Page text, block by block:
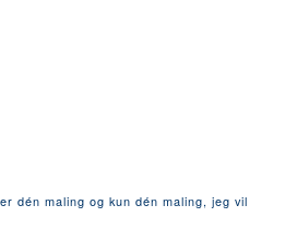
dén maling og kun dén maling, jeg vil